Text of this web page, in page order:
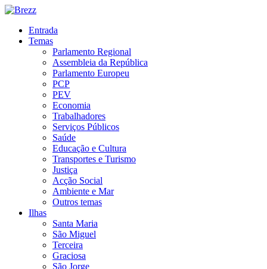
Entrada
Temas
Parlamento Regional
Assembleia da República
Parlamento Europeu
PCP
PEV
Economia
Trabalhadores
Serviços Públicos
Saúde
Educação e Cultura
Transportes e Turismo
Justiça
Acção Social
Ambiente e Mar
Outros temas
Ilhas
Santa Maria
São Miguel
Terceira
Graciosa
São Jorge